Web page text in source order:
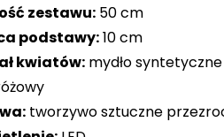
zestawu:50 cm
podstawy:10 cm
kwiatów:mydło syntetyczne
tworzywo sztuczne